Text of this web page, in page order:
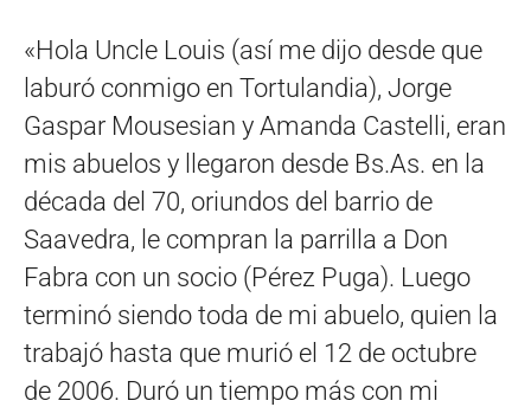
«Hola Uncle Louis (así me dijo desde que
laburó conmigo en Tortulandia), Jorge
Gaspar Mousesian y Amanda Castelli, eran
mis abuelos y llegaron desde Bs.As. en la
década del 70, oriundos del barrio de
Saavedra, le compran la parrilla a Don
Fabra con un socio (Pérez Puga). Luego
terminó siendo toda de mi abuelo, quien la
trabajó hasta que murió el 12 de octubre
de 2006. Duró un tiempo más con mi